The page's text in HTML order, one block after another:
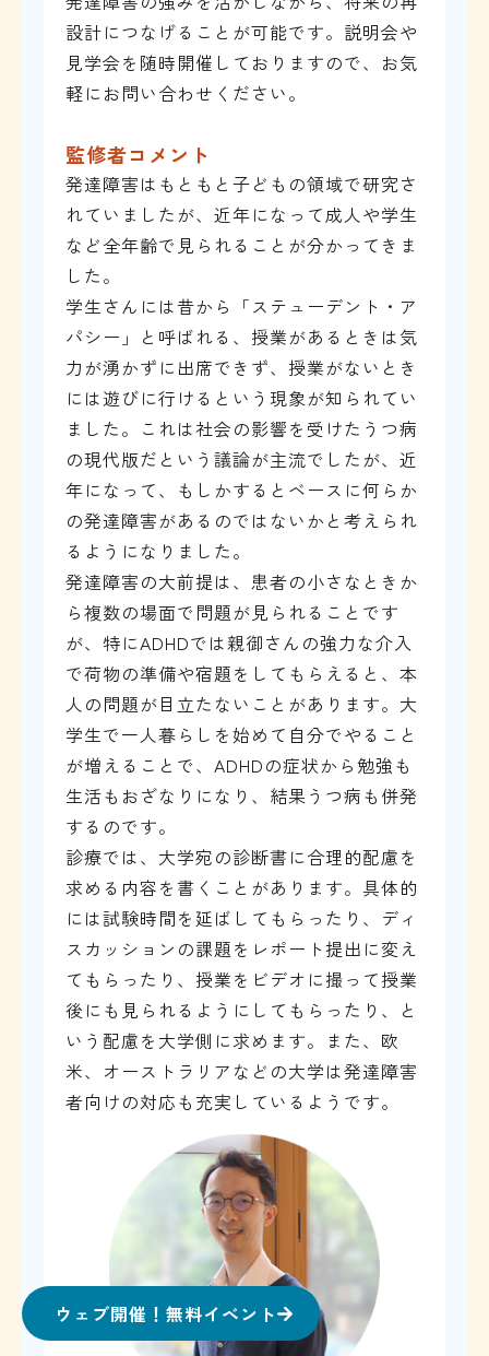
設計につなげることが可能です。説明会や
見学会を随時開催しておりますので、お気
軽にお問い合わせください。
監修者コメント
発達障害はもともと子どもの領域で研究さ
れていましたが、近年になって成人や学生
など全年齢で見られることが分かってきま
した。
学生さんには昔から「ステューデント・ア
パシー」と呼ばれる、授業があるときは気
力が湧かずに出席できず、授業がないとき
には遊びに行けるという現象が知られてい
ました。これは社会の影響を受けたうつ病
の現代版だという議論が主流でしたが、近
年になって、もしかするとベースに何らか
の発達障害があるのではないかと考えられ
るようになりました。
発達障害の大前提は、患者の小さなときか
ら複数の場面で問題が見られることです
が、特にADHDでは親御さんの強力な介入
で荷物の準備や宿題をしてもらえると、本
人の問題が目立たないことがあります。大
学生で一人暮らしを始めて自分でやること
が増えることで、ADHDの症状から勉強も
生活もおざなりになり、結果うつ病も併発
するのです。
診療では、大学宛の診断書に合理的配慮を
求める内容を書くことがあります。具体的
には試験時間を延ばしてもらったり、ディ
スカッションの課題をレポート提出に変え
てもらったり、授業をビデオに撮って授業
後にも見られるようにしてもらったり、と
いう配慮を大学側に求めます。また、欧
米、オーストラリアなどの大学は発達障害
者向けの対応も充実しているようです。
ウェブ開催！無料イベント